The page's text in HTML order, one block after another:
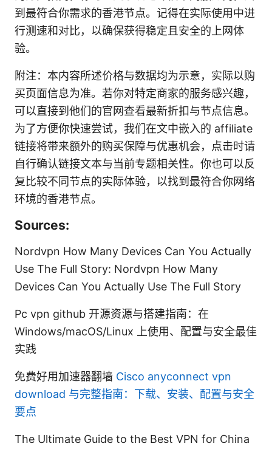
到最符合你需求的香港节点。记得在实际使用中进
行测速和对比，以确保获得稳定且安全的上网体
验。
附注：本内容所述价格与数据均为示意，实际以购
买页面信息为准。若你对特定商家的服务感兴趣，
可以直接到他们的官网查看最新折扣与节点信息。
为了方便你快速尝试，我们在文中嵌入的 affiliate
链接将带来额外的购买保障与优惠机会，点击时请
自行确认链接文本与当前专题相关性。你也可以反
复比较不同节点的实际体验，以找到最符合你网络
环境的香港节点。
Sources:
Nordvpn How Many Devices Can You Actually
Use The Full Story: Nordvpn How Many
Devices Can You Actually Use The Full Story
Pc vpn github 开源资源与搭建指南：在
Windows/macOS/Linux 上使用、配置与安全最佳
实践
免费好用加速器翻墙 Cisco anyconnect vpn
download 与完整指南：下载、安装、配置与安全
要点
The Ultimate Guide to the Best VPN for China